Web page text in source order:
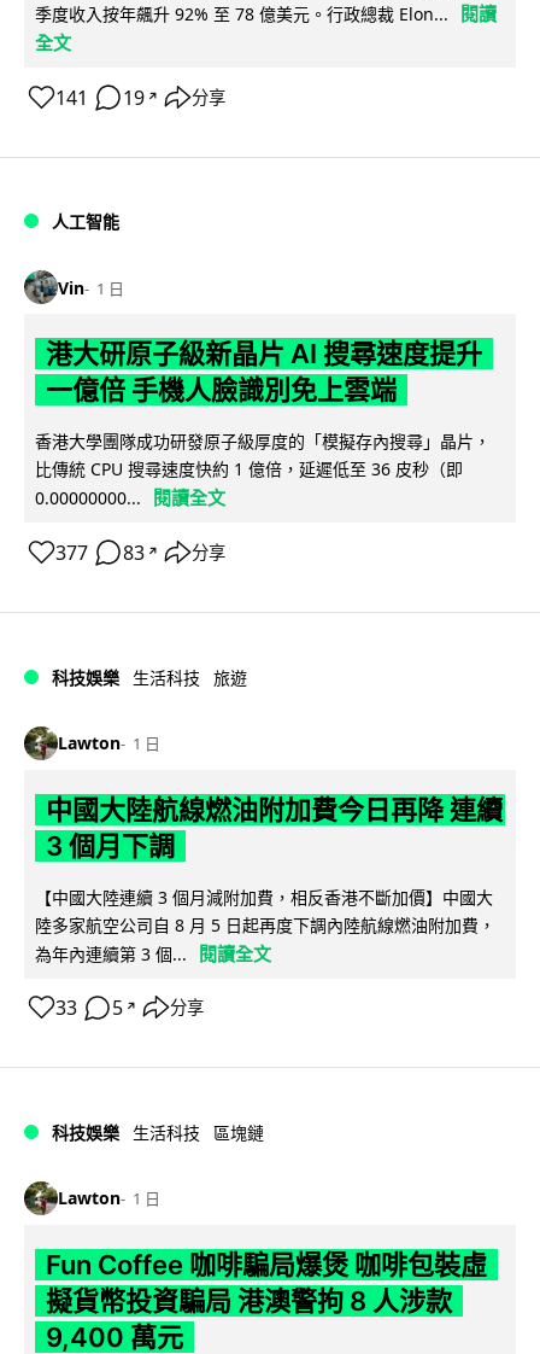
季度收入按年飆升 92% 至 78 億美元。行政總裁 Elon...
閱讀
全文
141 19 ↗ 分享
人工智能
Vin 1 日
港大研原子級新晶片 AI 搜尋速度提升
一億倍 手機人臉識別免上雲端
香港大學團隊成功研發原子級厚度的「模擬存內搜尋」晶片，
比傳統 CPU 搜尋速度快約 1 億倍，延遲低至 36 皮秒（即
0.00000000...
閱讀全文
377 83 ↗ 分享
科技娛樂 生活科技 旅遊
Lawton 1 日
中國大陸航線燃油附加費今日再降 連續
3 個月下調
【中國大陸連續 3 個月減附加費，相反香港不斷加價】中國大
陸多家航空公司自 8 月 5 日起再度下調內陸航線燃油附加費，
為年內連續第 3 個...
閱讀全文
33 5 ↗ 分享
科技娛樂 生活科技 區塊鏈
Lawton 1 日
Fun Coffee 咖啡騙局爆煲 咖啡包裝虛
擬貨幣投資騙局 港澳警拘 8 人涉款
9,400 萬元